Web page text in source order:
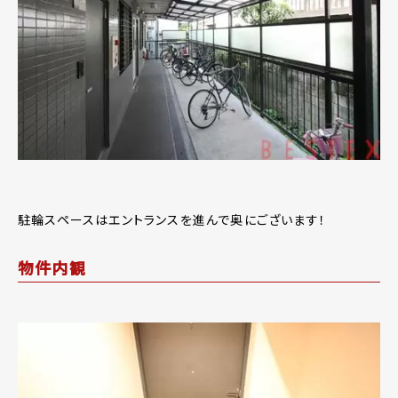
駐輪スペースはエントランスを進んで奥にございます！
物件内観